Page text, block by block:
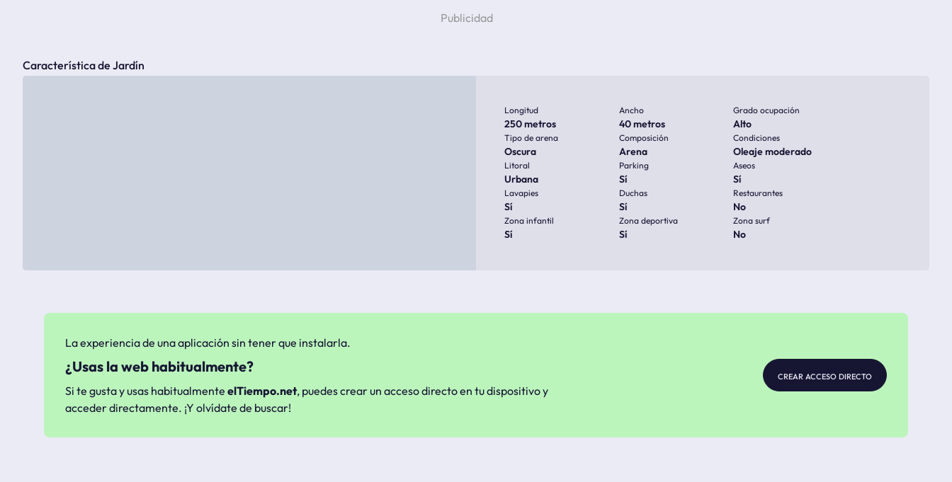
Característica de Jardín
Longitud
250 metros
Ancho
40 metros
Grado ocupación
Alto
Tipo de arena
Oscura
Composición
Arena
Condiciones
Oleaje moderado
Litoral
Urbana
Parking
Sí
Aseos
Sí
Lavapies
Sí
Duchas
Sí
Restaurantes
No
Zona infantil
Sí
Zona deportiva
Sí
Zona surf
No
La experiencia de una aplicación sin tener que instalarla.
¿Usas la web habitualmente?
Si te gusta y usas habitualmente elTiempo.net, puedes crear un acceso directo en tu dispositivo y
acceder directamente. ¡Y olvídate de buscar!
crear acceso directo